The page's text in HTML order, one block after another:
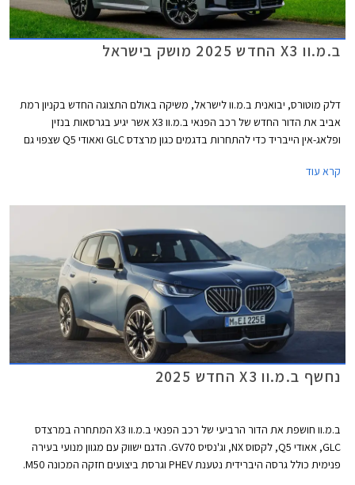
ב.מ.וו X3 החדש 2025 מושק בישראל
דלק מוטורס, יבואנית ב.מ.וו לישראל, משיקה באולם התצוגה החדש בקניון רמת
אביב את הדור החדש של רכב הפנאי ב.מ.וו X3 אשר יגיע בגרסאות בנזין
ופלאג-אין הייבריד כדי להתחרות בדגמים כגון מרצדס GLC ואאודי Q5 שצפוי גם
נפרד עם עיצוב שונה לחלוטין ופלטפורמה חשמלית ייעודית.
קרא עוד
נחשף ב.מ.וו X3 החדש 2025
ב.מ.וו חושפת את הדור הרביעי של רכב הפנאי ב.מ.וו X3 המתחרה במרצדס
GLC, אאודי Q5, לקסוס NX, וג'נסיס GV70. הדגם ישווק עם מגוון מנועי בעירה
פנימית כולל גרסה היברידית נטענת PHEV וגרסת ביצועים חזקה המכונה M50.